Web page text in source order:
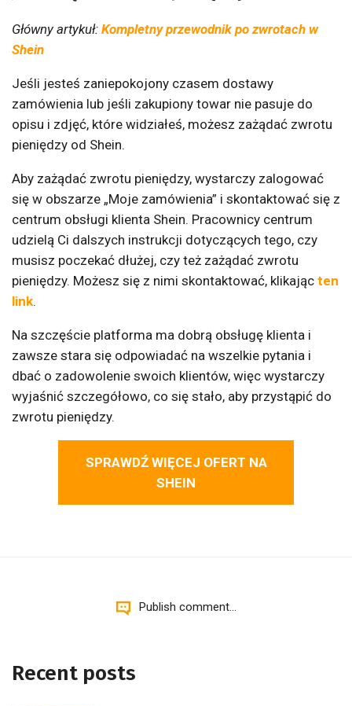
Główny artykuł: Kompletny przewodnik po zwrotach w
Shein
Jeśli jesteś zaniepokojony czasem dostawy
zamówienia lub jeśli zakupiony towar nie pasuje do
opisu i zdjęć, które widziałeś, możesz zażądać zwrotu
pieniędzy od Shein.
Aby zażądać zwrotu pieniędzy, wystarczy zalogować
się w obszarze „Moje zamówienia” i skontaktować się z
centrum obsługi klienta Shein. Pracownicy centrum
udzielą Ci dalszych instrukcji dotyczących tego, czy
musisz poczekać dłużej, czy też zażądać zwrotu
pieniędzy. Możesz się z nimi skontaktować, klikając ten
link.
Na szczęście platforma ma dobrą obsługę klienta i
zawsze stara się odpowiadać na wszelkie pytania i
dbać o zadowolenie swoich klientów, więc wystarczy
wyjaśnić szczegółowo, co się stało, aby przystąpić do
zwrotu pieniędzy.
SPRAWDŹ WIĘCEJ OFERT NA
SHEIN
Publish comment...
Recent posts